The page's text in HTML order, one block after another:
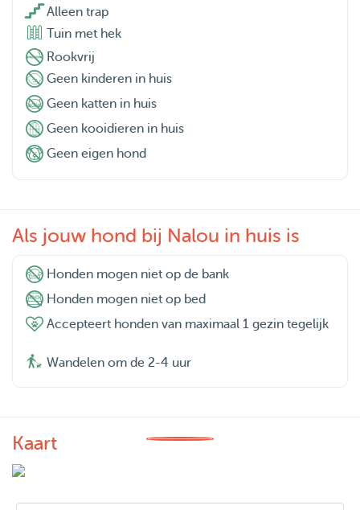
Alleen trap
Tuin met hek
Rookvrij
Geen kinderen in huis
Geen katten in huis
Geen kooidieren in huis
Geen eigen hond
Als jouw hond bij Nalou in huis is
Honden mogen niet op de bank
Honden mogen niet op bed
Accepteert honden van maximaal 1 gezin tegelijk
Wandelen om de 2-4 uur
Kaart